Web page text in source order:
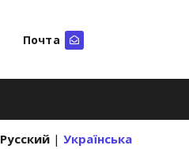
Почта
Русский | Українська